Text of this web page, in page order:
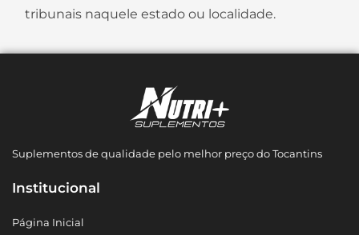
tribunais naquele estado ou localidade.
Suplementos de qualidade pelo melhor preço do Tocantins
Institucional
Página Inicial